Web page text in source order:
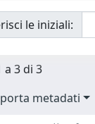
le iniziali:
3 di 3
metadati